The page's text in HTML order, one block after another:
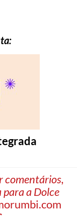
comentários,
a Dolce